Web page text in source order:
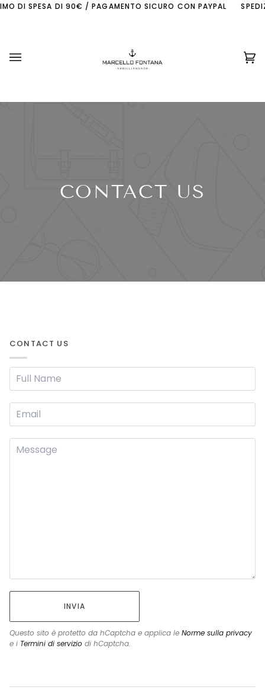
SaltaDI SPESA DI 90€ / PAGAMENTO SICURO CON PAYPAL
CONTACT US
CONTACT US
INVIA
Questo sito è protetto da hCaptcha e applica le Norme sulla privacy
e i Termini di servizio di hCaptcha.